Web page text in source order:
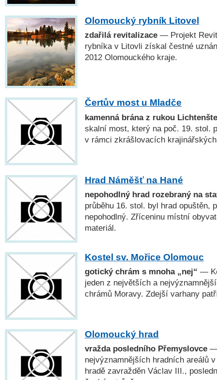
Olomoucký rybník Litovel
zdařilá revitalizace — Projekt
rybníka v Litovli získal čestné
2012 Olomouckého kraje.
Čertův most u Mladče
kamenná brána z rukou
skalní most, který na poč. 19. stol.
v rámci zkrášlovacích
Hrad Náměšť na Hané
nepohodlný hrad rozebraný na
průběhu 16. stol. byl hrad opuštěn,
nepohodlný. Zříceninu místní
materiál.
Kostel sv. Mořice Olomouc
gotický chrám s mnoha „nej“ —
jeden z největších a
chrámů Moravy. Zdejší varhany
Olomoucký hrad
vražda posledního Přemyslovce —
nejvýznamnějších hradních areálů
hradě zavražděn Václav III.,